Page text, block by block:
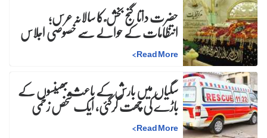
حضرت داتا گنج بخش ؒ کا سالانہ عرس;
انتظامات کے حوالے سے خصوصی اجلاس
Read More
>
سگیاں میں بارش کے باعث بھینسوں کے
باڑے کی چھت گرگئی، ایک شخص زخمی
Read More
>